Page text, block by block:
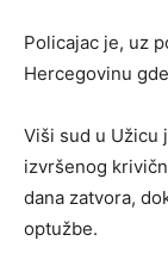
Policajac je, uz
Hercegovinu
Viši sud u Užicu
izvršenog
dana zatvora,
optužbe.